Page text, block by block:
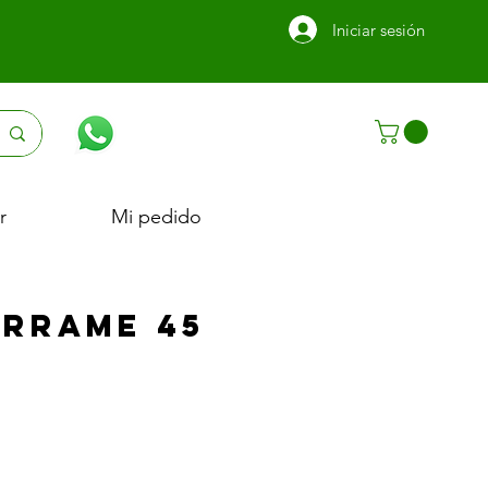
Iniciar sesión
Mi pedido
45